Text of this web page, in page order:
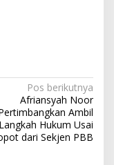
Pos berikutnya
Afriansyah Noor
Ambil
Langkah Hukum Usai
dari Sekjen PBB